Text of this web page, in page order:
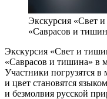
Экскурсия «Свет
«Саврасов и
Экскурсия «Свет и
«Саврасов и тишина» в
Участники погрузятся
и цвет становятся
и безмолвия русской